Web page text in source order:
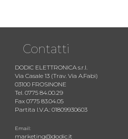
Contatti
DODIC ELETTRONICA s.r.l.
Via Casale 13 (Trav. Via A.Fabi)
03100 FROSINONE
Tel. 0775 84.00.29
Fax 0775 83.04.05
Partita I.V.A.: 01809930603
Email:
marketing@dodic.it